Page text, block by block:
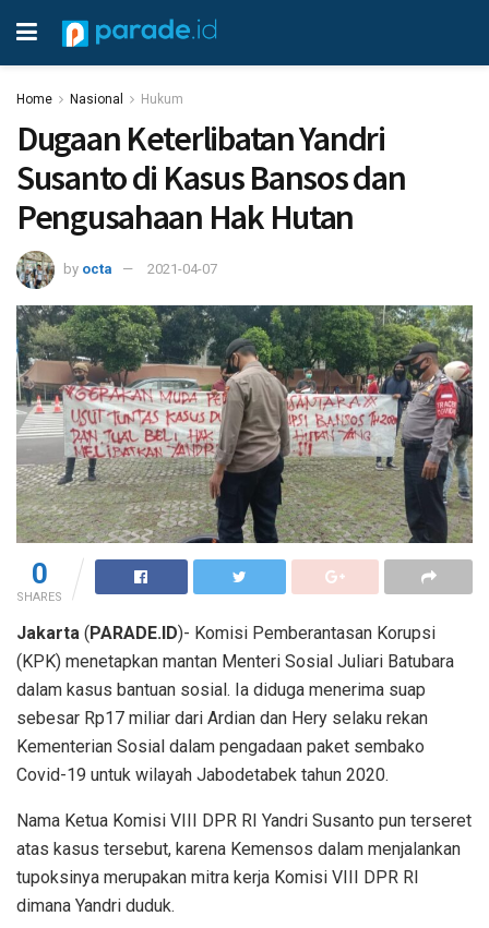
Home Nasional Hukum
Dugaan Keterlibatan Yandri
Susanto di Kasus Bansos dan
Pengusahaan Hak Hutan
by octa 2021-04-07
0
SHARES
Jakarta (PARADE.ID)- Komisi Pemberantasan Korupsi
(KPK) menetapkan mantan Menteri Sosial Juliari Batubara
dalam kasus bantuan sosial. Ia diduga menerima suap
sebesar Rp17 miliar dari Ardian dan Hery selaku rekan
Kementerian Sosial dalam pengadaan paket sembako
Covid-19 untuk wilayah Jabodetabek tahun 2020.
Nama Ketua Komisi VIII DPR RI Yandri Susanto pun terseret
atas kasus tersebut, karena Kemensos dalam menjalankan
tupoksinya merupakan mitra kerja Komisi VIII DPR RI
dimana Yandri duduk.